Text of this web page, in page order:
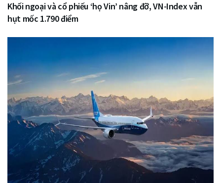
Khối ngoại và cổ phiếu ‘họ Vin’ nâng đỡ, VN-Index vẫn
hụt mốc 1.790 điểm